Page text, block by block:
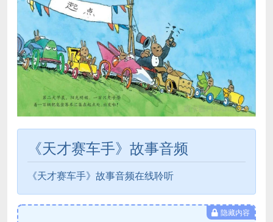
《天才赛车手》故事音频
《天才赛车手》故事音频在线聆听
隐藏内容